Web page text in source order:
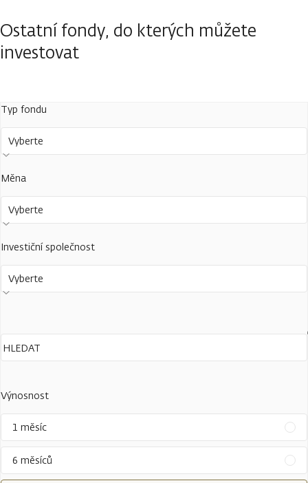
Ostatní fondy, do kterých můžete
investovat
Typ fondu
Vyberte
Měna
Vyberte
Investiční společnost
Vyberte
Výnosnost
1 měsíc
6 měsíců